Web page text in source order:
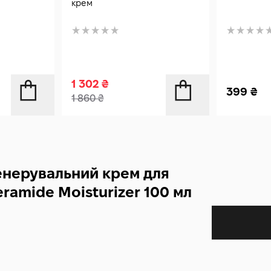
крем
1 302₴
1 860₴
399 ₴
крем для
Moisturizer 100 мл